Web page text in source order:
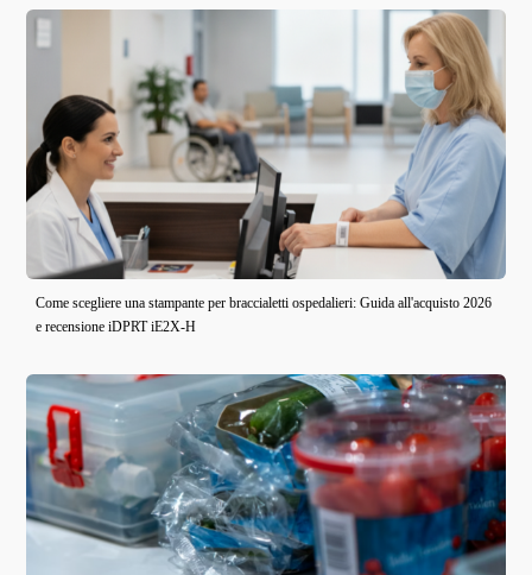
Come scegliere una stampante per braccialetti ospedalieri: Guida all'acquisto 2026
e recensione iDPRT iE2X-H